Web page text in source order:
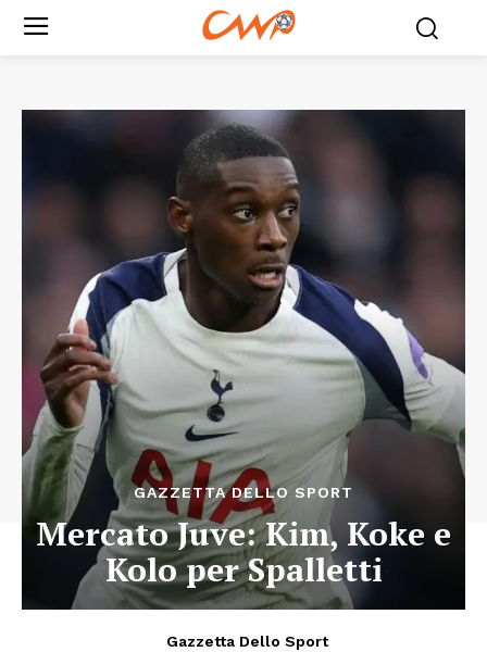
GAZZETTA DELLO SPORT
Mercato Juve: Kim, Koke e
Kolo per Spalletti
Gazzetta Dello Sport